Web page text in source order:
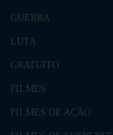
GUERRA
LUTA
GRATUITO
FILMES
FILMES DE AÇÃO